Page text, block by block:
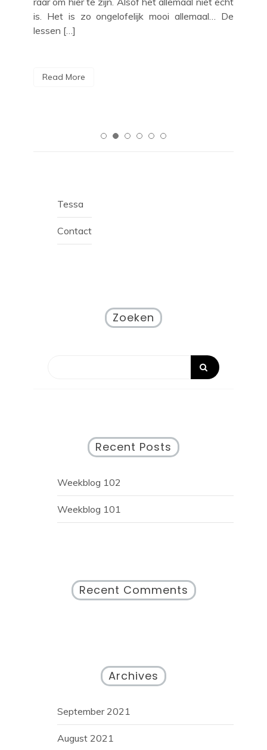
is. Het is zo ongelofelijk mooi allemaal… De
lessen […]
Read More
Tessa
Contact
Zoeken
Recent Posts
Weekblog 102
Weekblog 101
Recent Comments
Archives
September 2021
August 2021